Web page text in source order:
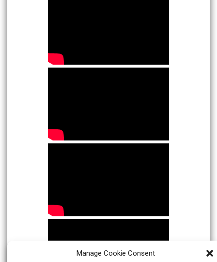
Manage Cookie Consent